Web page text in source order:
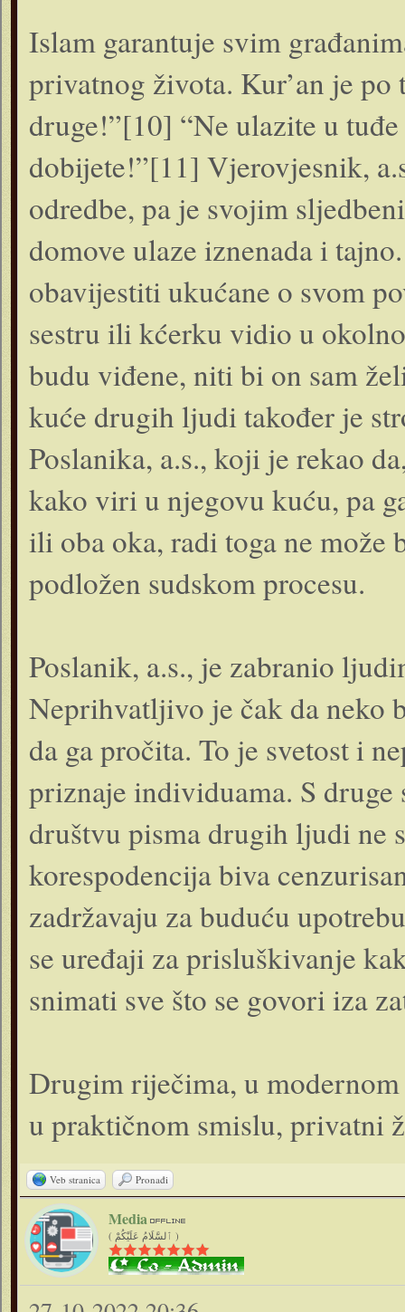
Islam garantuje svim
privatnog života. Kur’an je
druge!”[10] “Ne ulazite u
dobijete!”[11] Vjerovjesnik,
odredbe, pa je svojim
domove ulaze iznenada i
obavijestiti ukućane o svom
sestru ili kćerku vidio u
budu viđene, niti bi on sam
kuće drugih ljudi također je
Poslanika, a.s., koji je rekao
kako viri u njegovu kuću, pa
ili oba oka, radi toga ne
podložen sudskom procesu.
Poslanik, a.s., je zabranio
Neprihvatljivo je čak da neko
da ga pročita. To je svetost i
priznaje individuama. S
društvu pisma drugih ljudi ne
korespodencija biva
zadržavaju za buduću
se uređaji za prisluškivanje
snimati sve što se govori iza
Drugim riječima, u
u praktičnom smislu, privatni
Veb stranica Pronađi
Media
( ٱلسَّلَامُ عَلَيْكُمْ )